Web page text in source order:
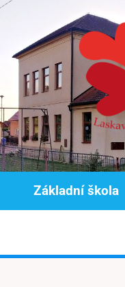
Základní škola